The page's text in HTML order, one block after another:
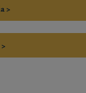
>